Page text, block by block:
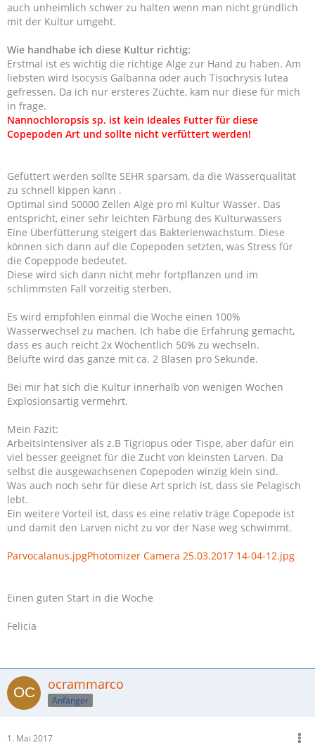
auch unheimlich schwer zu halten wenn man nicht gründlich
mit der Kultur umgeht.
Wie handhabe ich diese Kultur richtig:
Erstmal ist es wichtig die richtige Alge zur Hand zu haben. Am
liebsten wird Isocysis Galbanna oder auch Tisochrysis lutea
gefressen. Da ich nur ersteres Züchte, kam nur diese für mich
in frage.
Nannochloropsis sp. ist kein Ideales Futter für diese
Copepoden Art und sollte nicht verfüttert werden!
Gefüttert werden sollte SEHR sparsam, da die Wasserqualität
zu schnell kippen kann .
Optimal sind 50000 Zellen Alge pro ml Kultur Wasser. Das
entspricht, einer sehr leichten Färbung des Kulturwassers
Eine Überfütterung steigert das Bakterienwachstum. Diese
können sich dann auf die Copepoden setzten, was Stress für
die Copeppode bedeutet.
Diese wird sich dann nicht mehr fortpflanzen und im
schlimmsten Fall vorzeitig sterben.
Es wird empfohlen einmal die Woche einen 100%
Wasserwechsel zu machen. Ich habe die Erfahrung gemacht,
dass es auch reicht 2x Wöchentlich 50% zu wechseln.
Belüfte wird das ganze mit ca. 2 Blasen pro Sekunde.
Bei mir hat sich die Kultur innerhalb von wenigen Wochen
Explosionsartig vermehrt.
Mein Fazit:
Arbeitsintensiver als z.B Tigriopus oder Tispe, aber dafür ein
viel besser geeignet für die Zucht von kleinsten Larven. Da
selbst die ausgewachsenen Copepoden winzig klein sind.
Was auch noch sehr für diese Art sprich ist, dass sie Pelagisch
lebt.
Ein weitere Vorteil ist, dass es eine relativ träge Copepode ist
und damit den Larven nicht zu vor der Nase weg schwimmt.
Parvocalanus.jpgPhotomizer Camera 25.03.2017 14-04-12.jpg
Einen guten Start in die Woche
Felicia
ocrammarco
Anfänger
1. Mai 2017